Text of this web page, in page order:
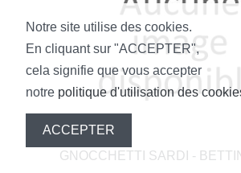
GNOCCHETTI SARDI -
Notre site utilise des cookies.
En cliquant sur "ACCEPTER",
cela signifie que vous accepter
notre politique d'utilisation des
ACCEPTER